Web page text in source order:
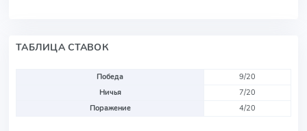
ТАБЛИЦА СТАВОК
Победа
9/20
Ничья
7/20
Поражение
4/20